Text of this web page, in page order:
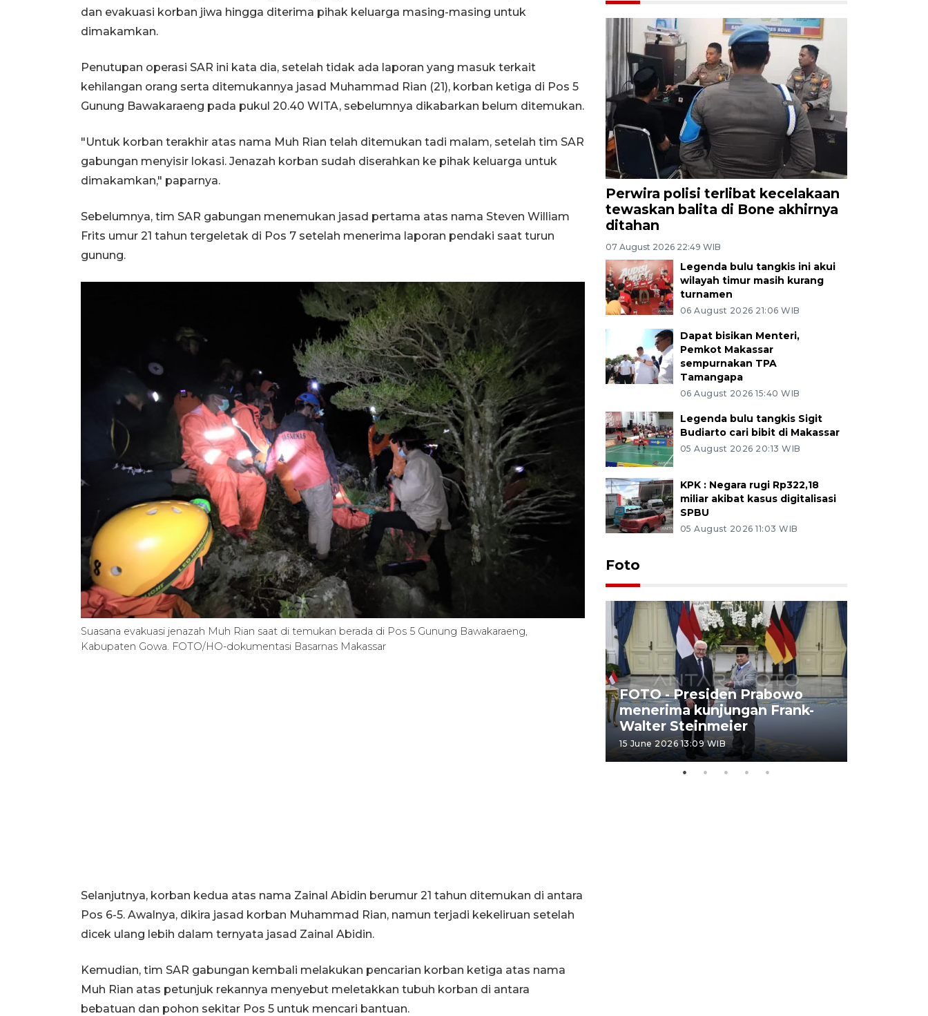
dan evakuasi korban jiwa hingga diterima pihak keluarga masing-masing untuk
dimakamkan.
Penutupan operasi SAR ini kata dia, setelah tidak ada laporan yang masuk terkait
kehilangan orang serta ditemukannya jasad Muhammad Rian (21), korban ketiga di Pos 5
Gunung Bawakaraeng pada pukul 20.40 WITA, sebelumnya dikabarkan belum ditemukan.
"Untuk korban terakhir atas nama Muh Rian telah ditemukan tadi malam, setelah tim SAR
gabungan menyisir lokasi. Jenazah korban sudah diserahkan ke pihak keluarga untuk
dimakamkan," paparnya.
Sebelumnya, tim SAR gabungan menemukan jasad pertama atas nama Steven William
Frits umur 21 tahun tergeletak di Pos 7 setelah menerima laporan pendaki saat turun
gunung.
Suasana evakuasi jenazah Muh Rian saat di temukan berada di Pos 5 Gunung Bawakaraeng,
Kabupaten Gowa. FOTO/HO-dokumentasi Basarnas Makassar
Selanjutnya, korban kedua atas nama Zainal Abidin berumur 21 tahun ditemukan di antara
Pos 6-5. Awalnya, dikira jasad korban Muhammad Rian, namun terjadi kekeliruan setelah
dicek ulang lebih dalam ternyata jasad Zainal Abidin.
Kemudian, tim SAR gabungan kembali melakukan pencarian korban ketiga atas nama
Muh Rian atas petunjuk rekannya menyebut meletakkan tubuh korban di antara
bebatuan dan pohon sekitar Pos 5 untuk mencari bantuan.
Perwira polisi terlibat kecelakaan
tewaskan balita di Bone akhirnya
ditahan
07 August 2026 22:49 WIB
Legenda bulu tangkis ini akui
wilayah timur masih kurang
turnamen
06 August 2026 21:06 WIB
Dapat bisikan Menteri,
Pemkot Makassar
sempurnakan TPA
Tamangapa
06 August 2026 15:40 WIB
Legenda bulu tangkis Sigit
Budiarto cari bibit di Makassar
05 August 2026 20:13 WIB
KPK : Negara rugi Rp322,18
miliar akibat kasus digitalisasi
SPBU
05 August 2026 11:03 WIB
Foto
FOTO - Presiden Prabowo
menerima kunjungan Frank-
Walter Steinmeier
15 June 2026 13:09 WIB